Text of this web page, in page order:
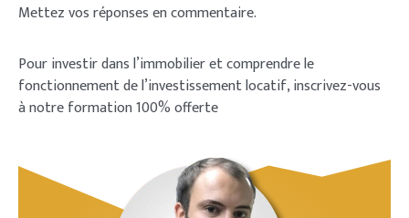
Mettez vos réponses en commentaire.
Pour investir dans l’immobilier et comprendre le
fonctionnement de l’investissement locatif, inscrivez-vous
à notre formation 100% offerte